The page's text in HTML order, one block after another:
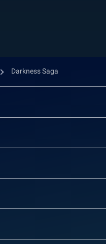
Darkness Saga